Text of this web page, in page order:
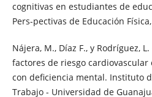
cognitivas en estudiantes de
Pers-pectivas de Educación
Nájera, M., Díaz F., y Rodríguez,
factores de riesgo
con deficiencia mental. Instituto
Trabajo - Universidad de